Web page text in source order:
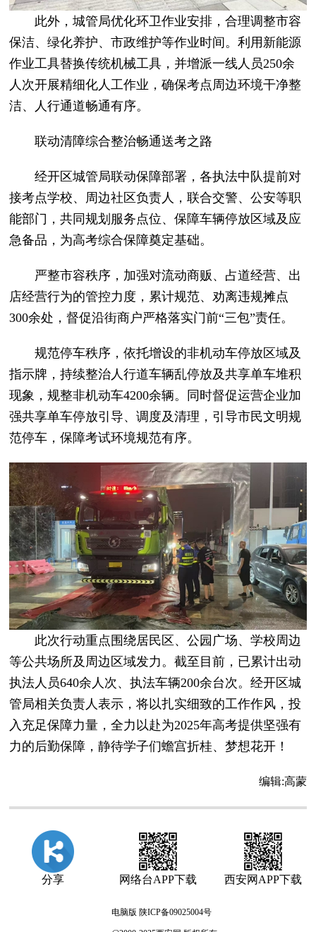
此外，城管局优化环卫作业安排，合理调整市容
保洁、绿化养护、市政维护等作业时间。利用新能源
作业工具替换传统机械工具，并增派一线人员250余
人次开展精细化人工作业，确保考点周边环境干净整
洁、人行通道畅通有序。
联动清障综合整治畅通送考之路​
经开区城管局联动保障部署，各执法中队提前对
接考点学校、周边社区负责人，联合交警、公安等职
能部门，共同规划服务点位、保障车辆停放区域及应
急备品，为高考综合保障奠定基础。
严整市容秩序，加强对流动商贩、占道经营、出
店经营行为的管控力度，累计规范、劝离违规摊点
300余处，督促沿街商户严格落实门前“三包”责任。
规范停车秩序，依托增设的非机动车停放区域及
指示牌，持续整治人行道车辆乱停放及共享单车堆积
现象，规整非机动车4200余辆。同时督促运营企业加
强共享单车停放引导、调度及清理，引导市民文明规
范停车，保障考试环境规范有序。
此次行动重点围绕居民区、公园广场、学校周边
等公共场所及周边区域发力。截至目前，已累计出动
执法人员640余人次、执法车辆200余台次。经开区城
管局相关负责人表示，将以扎实细致的工作作风，投
入充足保障力量，全力以赴为2025年高考提供坚强有
力的后勤保障，静待学子们蟾宫折桂、梦想花开！
编辑:高蒙
分享 网络台APP下载 西安网APP下载
电脑版 陕ICP备09025004号